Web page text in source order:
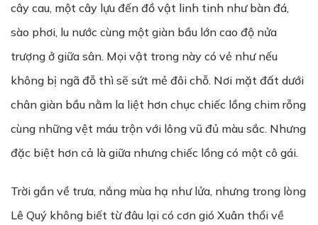
cây cau, một cây lựu đến đồ vật linh tinh như bàn đá,
sào phơi, lu nước cùng một giàn bầu lớn cao độ nửa
trượng ở giữa sân. Mọi vật trong này có vẻ như nếu
không bị ngã đỗ thì sẽ sứt mẻ đôi chỗ. Nơi mặt đất dưới
chân giàn bầu nằm la liệt hơn chục chiếc lồng chim rỗng
cùng những vệt máu trộn với lông vũ đủ màu sắc. Nhưng
đặc biệt hơn cả là giữa nhưng chiếc lồng có một cô gái.
Trời gần về trưa, nắng mùa hạ như lửa, nhưng trong lòng
Lê Quý không biết từ đâu lại có cơn gió Xuân thổi về